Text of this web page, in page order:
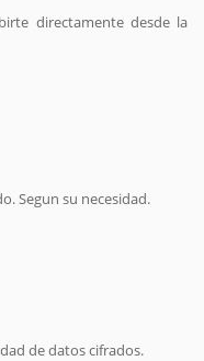
directamente desde la
Segun su necesidad.
de datos cifrados.